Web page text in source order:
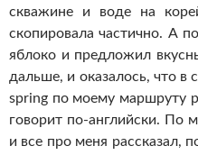
скважине и воде на
скопировала частично. А
яблоко и предложил
дальше, и оказалось, что
spring по моему маршруту
говорит по-английски. По
и все про меня рассказал,